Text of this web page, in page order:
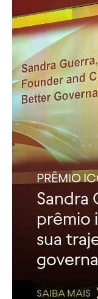
PRÊMIO
Sandra
prêmio
sua
SAIBA MAIS